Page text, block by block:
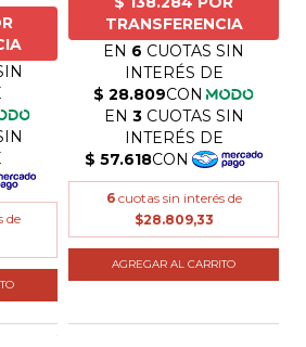
de
6 cuotas sin interés de
$28.809,33
AGREGAR AL CARRITO